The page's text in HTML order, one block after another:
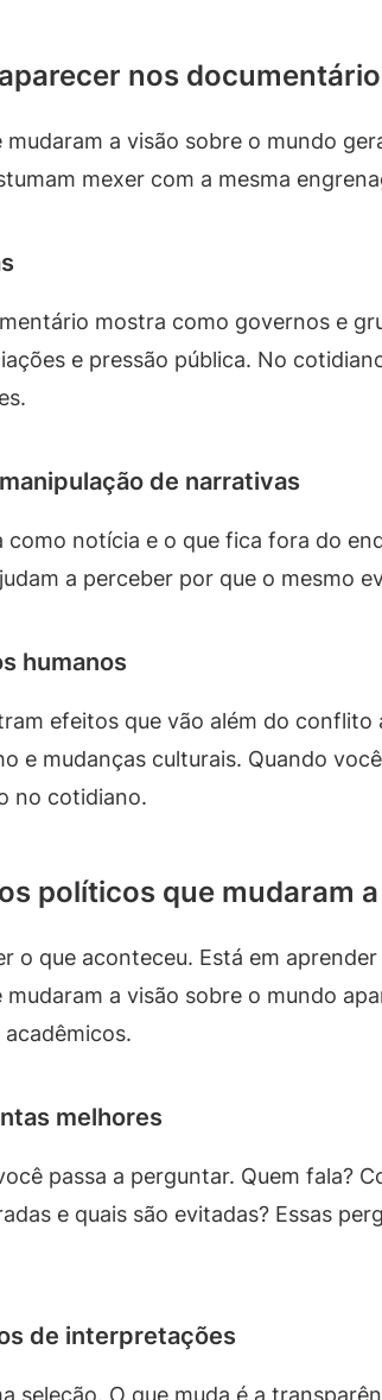
nos
a visão sobre o mundo
mexer com a mesma
mostra como governos e
e pressão pública. No
de narrativas
notícia e o que fica fora do
a perceber por que o mesmo
humanos
efeitos que vão além do
e mudanças culturais. Quando
no cotidiano.
políticos que mudaram
o que aconteceu. Está em
a visão sobre o mundo
melhores
passa a perguntar. Quem fala?
e quais são evitadas? Essas
de interpretações
seleção. O que muda é a